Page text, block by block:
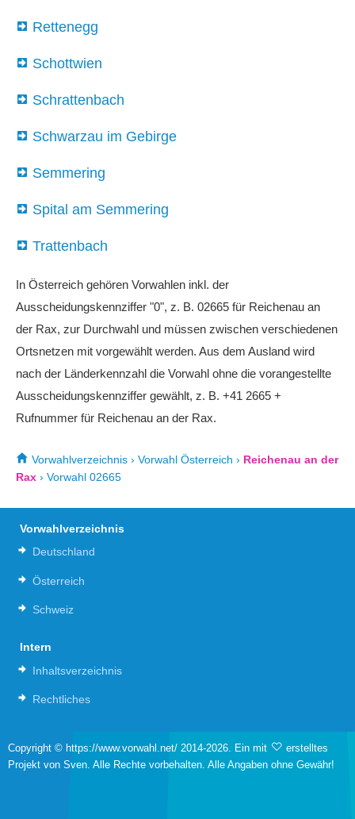
Rettenegg
Schottwien
Schrattenbach
Schwarzau im Gebirge
Semmering
Spital am Semmering
Trattenbach
In Österreich gehören Vorwahlen inkl. der
Ausscheidungskennziffer "0", z. B. 02665 für Reichenau an
der Rax, zur Durchwahl und müssen zwischen verschiedenen
Ortsnetzen mit vorgewählt werden. Aus dem Ausland wird
nach der Länderkennzahl die Vorwahl ohne die vorangestellte
Ausscheidungskennziffer gewählt, z. B. +41 2665 +
Rufnummer für Reichenau an der Rax.
Vorwahlverzeichnis › Vorwahl Österreich › Reichenau an der
Rax › Vorwahl 02665
Vorwahlverzeichnis
Deutschland
Österreich
Schweiz
Intern
Inhaltsverzeichnis
Rechtliches
Copyright © https://www.vorwahl.net/ 2014-2026. Ein mit
erstelltes
Projekt von Sven. Alle Rechte vorbehalten. Alle Angaben ohne Gewähr!